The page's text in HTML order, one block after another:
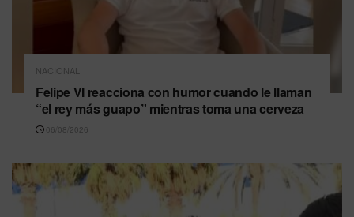
NACIONAL
Felipe VI reacciona con humor cuando le llaman
“el rey más guapo” mientras toma una cerveza
06/08/2026